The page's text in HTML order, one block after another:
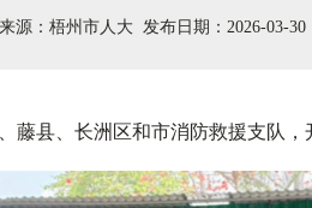
来源：梧州市人大 发布日期：2026-03-30
县、长洲区和市消防救援支队